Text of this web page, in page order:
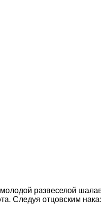
развеселой
Следуя отцовским